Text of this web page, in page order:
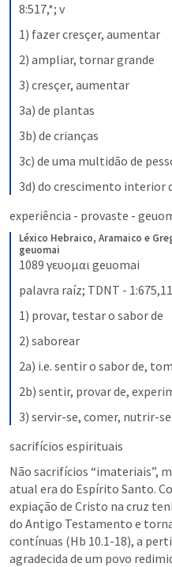
8:517,*; v
1) fazer cresçer, aumentar
2) ampliar, tornar grande
3) cresçer, aumentar
3a) de plantas
3b) de crianças
3c) de uma multidão de
3d) do crescimento interior
experiência - provaste -
Léxico Hebraico, Aramaico e
geuomai
1089 γευομαι geuomai
palavra raíz; TDNT -
1) provar, testar o sabor de
2) saborear
2a) i.e. sentir o sabor de,
2b) sentir, provar de,
3) servir-se, comer, nutrir-se
sacrifícios espirituais
Não sacrifícios “imateriais”,
atual era do Espírito Santo.
expiação de Cristo na cruz
do Antigo Testamento e
contínuas (Hb 10.1-18), a
agradecida de um povo